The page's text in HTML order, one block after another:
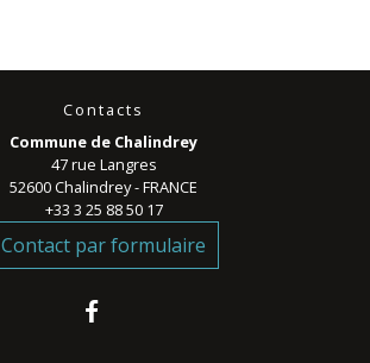
Contacts
Commune de Chalindrey
47 rue Langres
52600 Chalindrey - FRANCE
+33 3 25 88 50 17
Contact par formulaire